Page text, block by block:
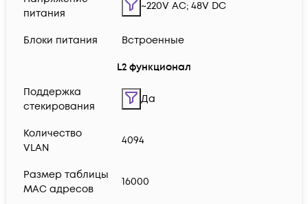
питания
~220V AC; 48V DC
Блоки питания Встроенные
L2 функционал
Поддержка
стекирования
Да
Количество
VLAN
4094
Размер таблицы
MAC адресов
16000